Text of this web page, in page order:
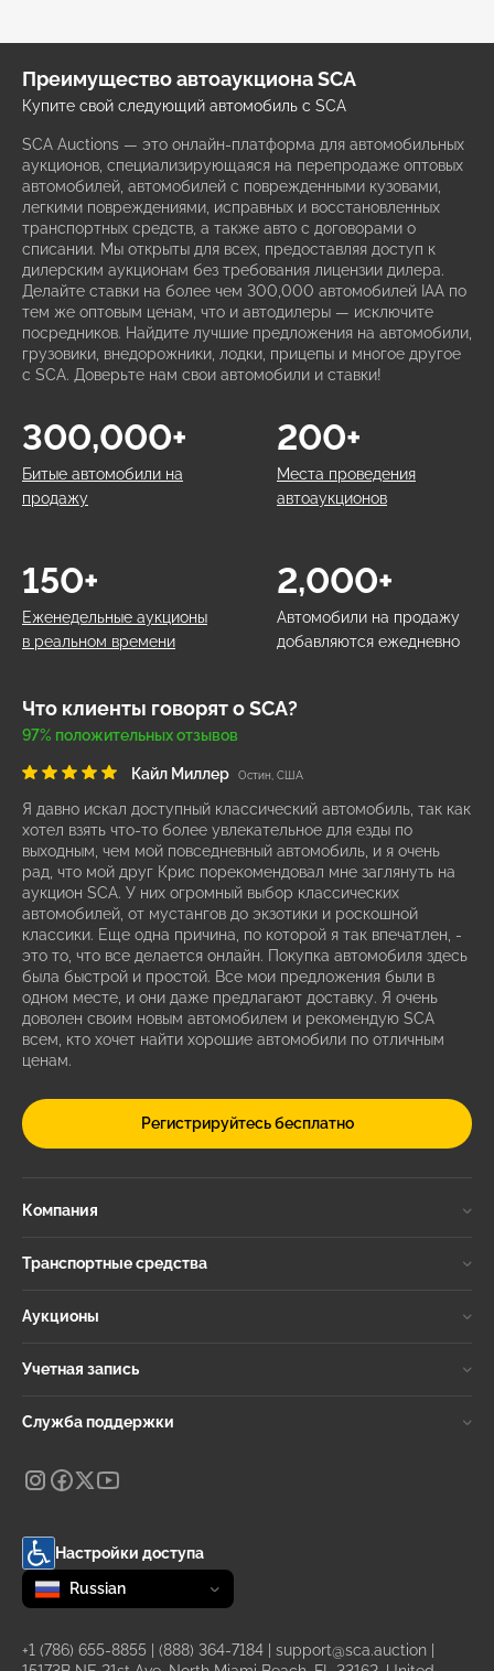
Преимущество автоаукциона SCA
Купите свой следующий автомобиль с SCA
SCA Auctions — это онлайн-платформа для автомобильных
аукционов, специализирующаяся на перепродаже оптовых
автомобилей, автомобилей с поврежденными кузовами,
легкими повреждениями, исправных и восстановленных
транспортных средств, а также авто с договорами о
списании. Мы открыты для всех, предоставляя доступ к
дилерским аукционам без требования лицензии дилера.
Делайте ставки на более чем 300,000 автомобилей IAA по
тем же оптовым ценам, что и автодилеры — исключите
посредников. Найдите лучшие предложения на автомобили,
грузовики, внедорожники, лодки, прицепы и многое другое
с SCA. Доверьте нам свои автомобили и ставки!
Битые автомобили на
продажу
300,000+
Места проведения
автоаукционов
200+
Еженедельные аукционы
в реальном времени
150+
Автомобили на продажу
добавляются ежедневно
2,000+
Что клиенты говорят о SCA?
97% положительных отзывов
Кайл Миллер Остин, США
Я давно искал доступный классический автомобиль, так как
хотел взять что-то более увлекательное для езды по
выходным, чем мой повседневный автомобиль, и я очень
рад, что мой друг Крис порекомендовал мне заглянуть на
аукцион SCA. У них огромный выбор классических
автомобилей, от мустангов до экзотики и роскошной
классики. Еще одна причина, по которой я так впечатлен, -
это то, что все делается онлайн. Покупка автомобиля здесь
была быстрой и простой. Все мои предложения были в
одном месте, и они даже предлагают доставку. Я очень
доволен своим новым автомобилем и рекомендую SCA
всем, кто хочет найти хорошие автомобили по отличным
ценам.
Регистрируйтесь бесплатно
Компания
Транспортные средства
Аукционы
Учетная запись
Служба поддержки
Настройки доступа
Change language
selected
Russian
+1 (786) 655-8855 (888) 364-7184 support@sca.auction